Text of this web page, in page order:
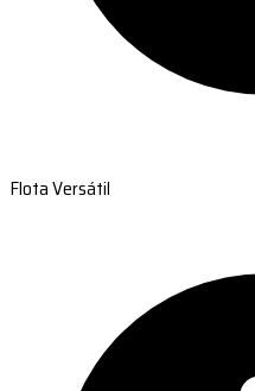
Flota Versátil